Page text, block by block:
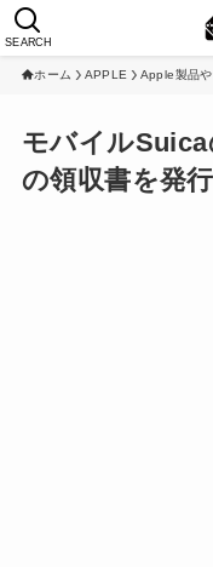
SEARCH
ホーム APPLE Apple製品や
モバイル
の領収書を発